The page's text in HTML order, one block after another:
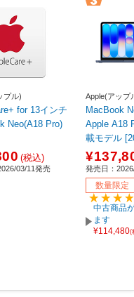
プル)
for 13インチ
Neo(A18 Pro)
(税込)
03/11発売
Apple(アップ
MacBook Neo 13
Apple A18
載モデル
ル/SSD
GB/6コア
PU] インデ
J/A 【
発売日：
数量限定
中古商品
ます
¥114,480(